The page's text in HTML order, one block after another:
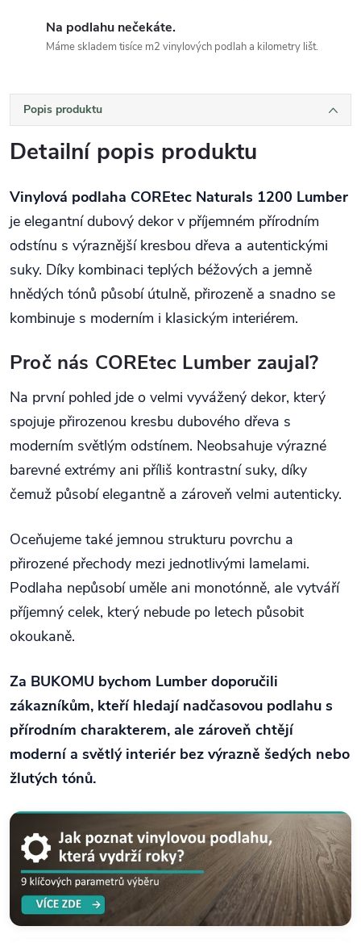
Na podlahu nečekáte.
Máme skladem tisíce m2 vinylových podlah a kilometry lišt.
Popis produktu
Detailní popis produktu
Vinylová podlaha COREtec Naturals 1200 Lumber
je elegantní dubový dekor v příjemném přírodním
odstínu s výraznější kresbou dřeva a autentickými
suky. Díky kombinaci teplých béžových a jemně
hnědých tónů působí útulně, přirozeně a snadno se
kombinuje s moderním i klasickým interiérem.
Proč nás COREtec Lumber zaujal?
Na první pohled jde o velmi vyvážený dekor, který
spojuje přirozenou kresbu dubového dřeva s
moderním světlým odstínem. Neobsahuje výrazné
barevné extrémy ani příliš kontrastní suky, díky
čemuž působí elegantně a zároveň velmi autenticky.
Oceňujeme také jemnou strukturu povrchu a
přirozené přechody mezi jednotlivými lamelami.
Podlaha nepůsobí uměle ani monotónně, ale vytváří
příjemný celek, který nebude po letech působit
okoukaně.
Za BUKOMU bychom Lumber doporučili
zákazníkům, kteří hledají nadčasovou podlahu s
přírodním charakterem, ale zároveň chtějí
moderní a světlý interiér bez výrazně šedých nebo
žlutých tónů.